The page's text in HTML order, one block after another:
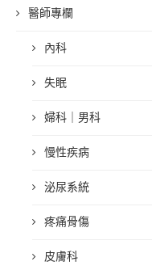
醫師專欄
內科
失眠
婦科｜男科
慢性疾病
泌尿系統
疼痛骨傷
皮膚科